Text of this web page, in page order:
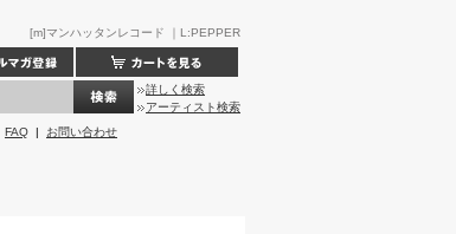
[m]マンハッタンレコード ｜L:PEPPER
詳しく検索
アーティスト検索
FAQ | お問い合わせ